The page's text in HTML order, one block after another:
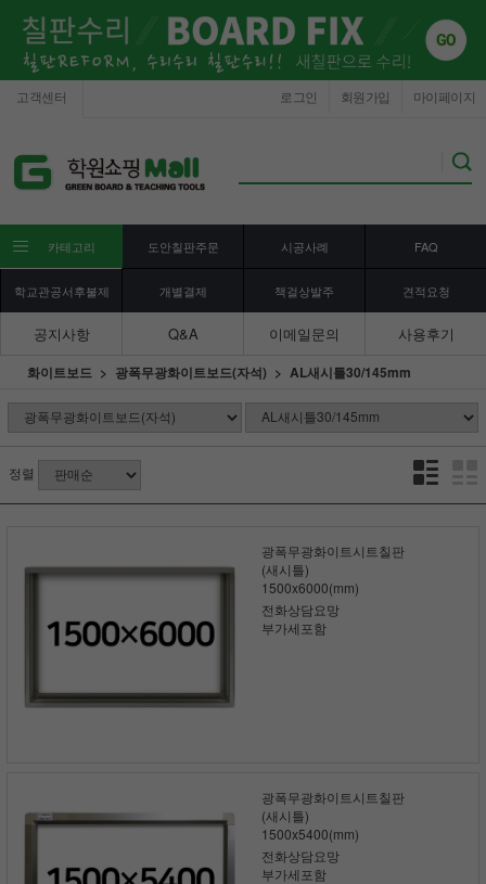
고객센터 마이페이지
회원가입
로그인
카테고리 도안칠판주문 시공사례 FAQ
학교관공서후불제 개별결제 책걸상발주 견적요청
공지사항 Q&A 이메일문의 사용후기
화이트보드 광폭무광화이트보드(자석) AL새시틀30/145mm
정렬
광폭무광화이트시트칠판
(새시틀)
1500x6000(mm)
전화상담요망
부가세포함
광폭무광화이트시트칠판
(새시틀)
1500x5400(mm)
전화상담요망
부가세포함